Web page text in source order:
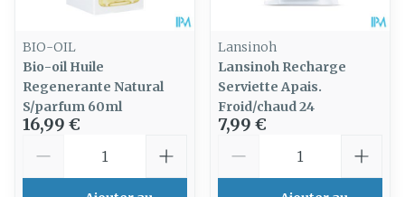
BIO-OIL
Bio-oil Huile
Regenerante Natural
S/parfum 60ml
16,99 €
Lansinoh
Lansinoh Recharge
Serviette Apais.
Froid/chaud 24
7,99 €